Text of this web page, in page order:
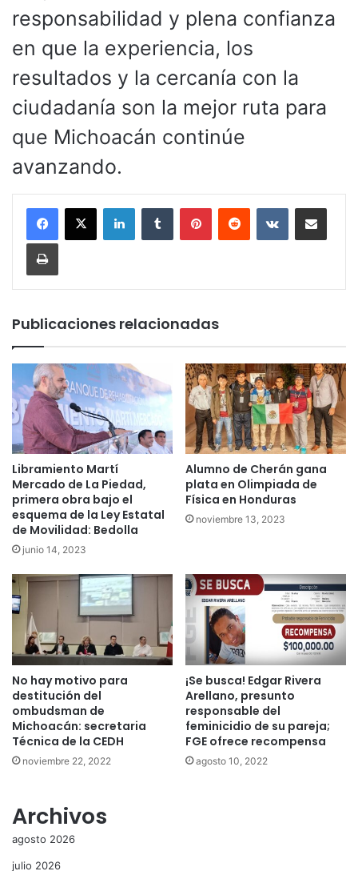
responsabilidad y plena confianza
en que la experiencia, los
resultados y la cercanía con la
ciudadanía son la mejor ruta para
que Michoacán continúe
avanzando.
LinkedInTumblr PinterestReddit VKontakteCompartir por
Imprimir
Publicaciones relacionadas
Libramiento Martí
Mercado de La Piedad,
primera obra bajo el
esquema de la Ley Estatal
de Movilidad: Bedolla
junio 14, 2023
Alumno de Cherán gana
plata en Olimpiada de
Física en Honduras
noviembre 13, 2023
No hay motivo para
destitución del
ombudsman de
Michoacán: secretaria
Técnica de la CEDH
noviembre 22, 2022
¡Se busca! Edgar Rivera
Arellano, presunto
responsable del
feminicidio de su pareja;
FGE ofrece recompensa
agosto 10, 2022
Archivos
agosto 2026
julio 2026